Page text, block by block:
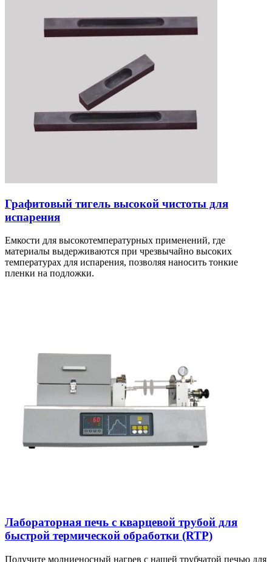
Графитовый тигель высокой чистоты для
испарения
Емкости для высокотемпературных применений, где
материалы выдерживаются при чрезвычайно высоких
температурах для испарения, позволяя наносить тонкие
пленки на подложки.
Лабораторная печь с кварцевой трубой для
быстрой термической обработки (RTP)
Получите молниеносный нагрев с нашей трубчатой печью для